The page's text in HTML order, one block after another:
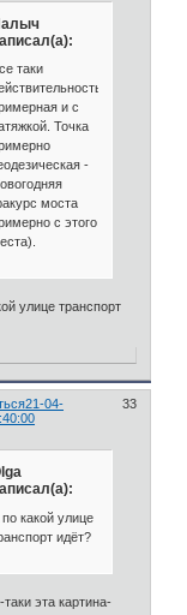
таки
и с
Точка
-
моста
с этого
улице транспорт
33
21-04-
какой улице
идёт?
эта картина-